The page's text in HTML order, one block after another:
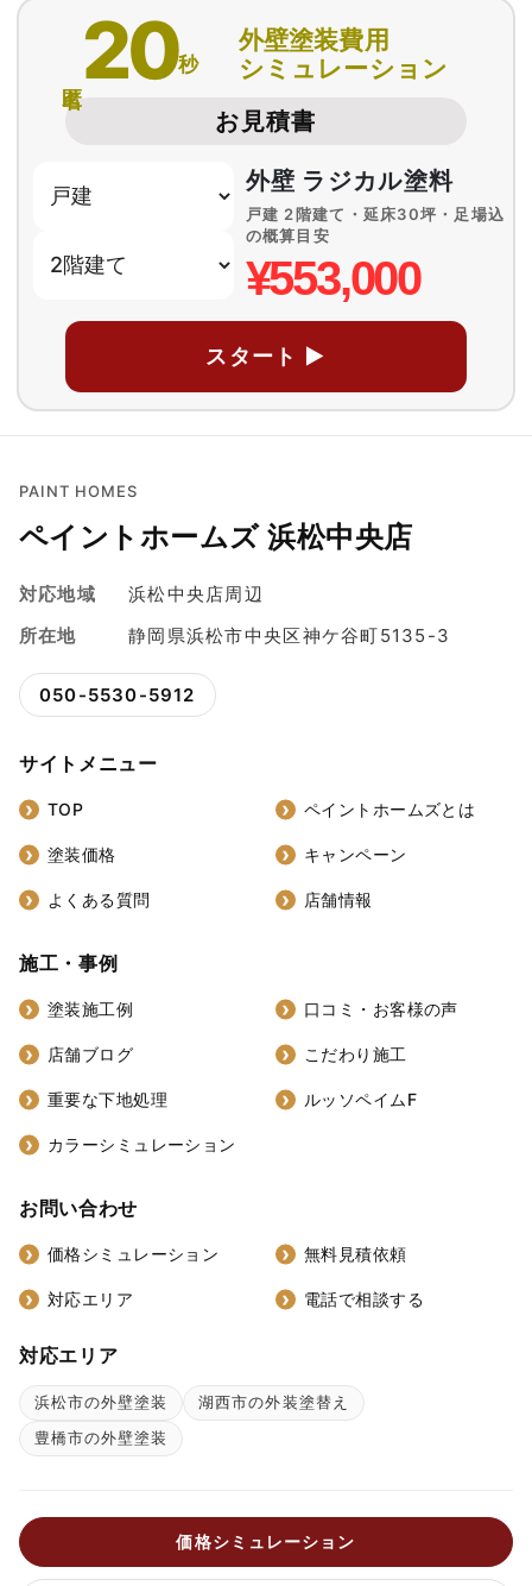
20秒
外壁塗装費用
シミュレーション
お見積書
外壁 ラジカル塗料
戸建 2階建て・延床30坪・足場込
の概算目安
¥553,000
スタート ▶
PAINT HOMES
ペイントホームズ 浜松中央店
対応地域
浜松中央店周辺
所在地
静岡県浜松市中央区神ケ谷町5135-3
050-5530-5912
サイトメニュー
TOP ペイントホームズとは
塗装価格 キャンペーン
よくある質問 店舗情報
施工・事例
塗装施工例 口コミ・お客様の声
店舗ブログ こだわり施工
重要な下地処理 ルッソペイムF
カラーシミュレーション
お問い合わせ
価格シミュレーション 無料見積依頼
対応エリア 電話で相談する
対応エリア
浜松市の外壁塗装
湖西市の外装塗替え
豊橋市の外壁塗装
価格シミュレーション